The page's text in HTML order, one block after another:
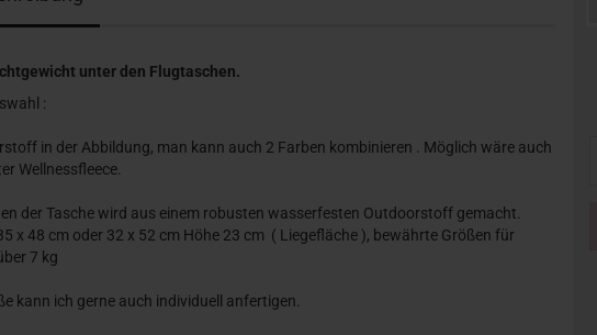
unter den Flugtaschen.
:
in der Abbildung, man kann auch 2 Farben kombinieren . Möglich wäre auch
Wellnessfleece.
der Tasche wird aus einem robusten wasserfesten Outdoorstoff gemacht.
x 48 cm oder 32 x 52 cm Höhe 23 cm ( Liegefläche ), bewährte Größen für
7 kg
kann ich gerne auch individuell anfertigen.